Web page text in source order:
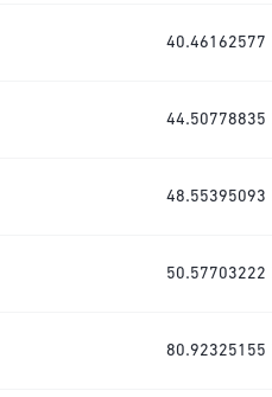
40.46162577
44.50778835
48.55395093
50.57703222
80.92325155